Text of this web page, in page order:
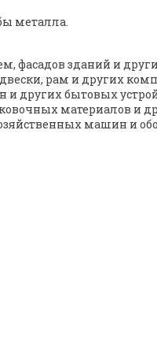
металла.
фасадов зданий и
рам и других
других бытовых
материалов и
машин и